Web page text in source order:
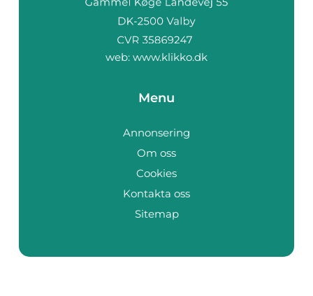
web: www.klikko.dk
Menu
Annonsering
Om oss
Cookies
Kontakta oss
Sitemap